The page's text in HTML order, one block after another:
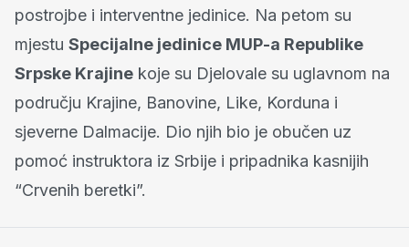
postrojbe i interventne jedinice. Na petom su
mjestu Specijalne jedinice MUP-a Republike
Srpske Krajine koje su Djelovale su uglavnom na
području Krajine, Banovine, Like, Korduna i
sjeverne Dalmacije. Dio njih bio je obučen uz
pomoć instruktora iz Srbije i pripadnika kasnijih
“Crvenih beretki”.